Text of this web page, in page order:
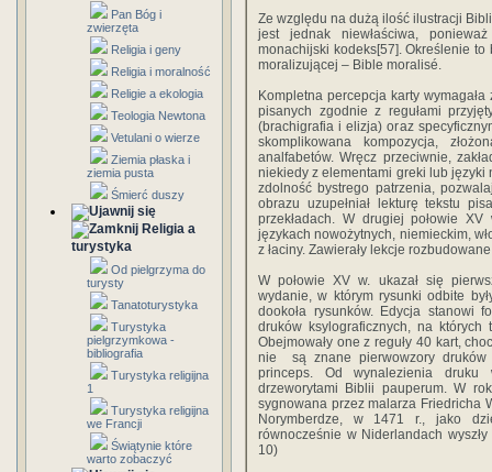
Pan Bóg i
zwierzęta
Religia i geny
Religia i moralność
Religie a ekologia
Teologia Newtona
Vetulani o wierze
Ziemia płaska i
ziemia pusta
Śmierć duszy
Religia a
turystyka
Od pielgrzyma do
turysty
Tanatoturystyka
Turystyka
pielgrzymkowa -
bibliografia
Turystyka religijna
1
Turystyka religijna
we Francji
Świątynie które
warto zobaczyć
Ze względu na dużą ilość ilustracji
jest jednak niewłaściwa,
monachijski kodeks[57]. Określenie
moralizującej – Bible moralisé.
Kompletna percepcja karty
pisanych zgodnie z regułami
(brachigrafia i elizja) oraz
skomplikowana kompozycja,
analfabetów. Wręcz przeciwnie,
niekiedy z elementami greki lub języki
zdolność bystrego patrzenia,
obrazu uzupełniał lekturę tekstu
przekładach. W drugiej połowie
językach nowożytnych, niemieckim,
z łaciny. Zawierały lekcje
W połowie XV w. ukazał się
wydanie, w którym rysunki odbite
dookoła rysunków. Edycja stanowi
druków ksylograficznych, na
Obejmowały one z reguły 40 kart,
nie są znane pierwowzory druków
princeps. Od wynalezienia druku
drzeworytami Biblii pauperum. W
sygnowana przez malarza Friedricha
Norymberdze, w 1471 r., jako
równocześnie w Niderlandach
10)